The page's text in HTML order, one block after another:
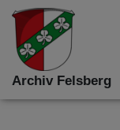
Archiv Felsberg